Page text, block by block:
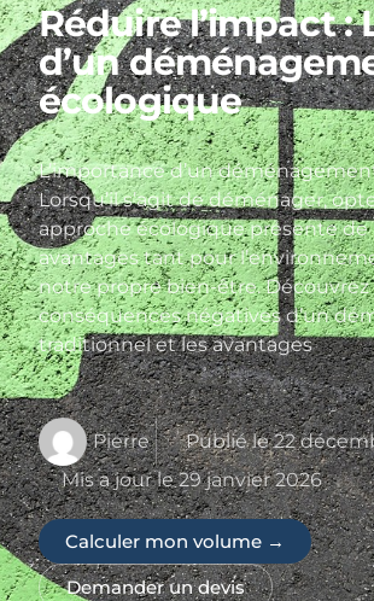
Réduire l’impact :
d’un
écologique
L’importance d’un
Lorsqu’il s’agit de déménager,
approche écologique présente
avantages tant pour
notre propre bien-être. Découvrez
conséquences négatives d’un
traditionnel et les avantages
Pierre Publié le22
Mis a jour le 29 janvier 2026
Calculer mon volume →
Demander un devis